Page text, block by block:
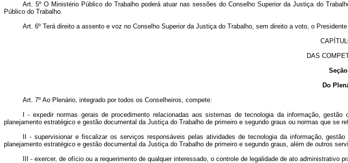
Art. 5º O Ministério Público do Trabalho poderá atuar nas sessões do Conselho Superior da Justiça do
Público do Trabalho.
Art. 6º Terá direito a assento e voz no Conselho Superior da Justiça do Trabalho, sem direito a voto, o
DAS
Seção I
Do
Art. 7º Ao Plenário, integrado por todos os Conselheiros, compete:
I - expedir normas gerais de procedimento relacionadas aos sistemas de tecnologia da informação,
planejamento estratégico e gestão documental da Justiça do Trabalho de primeiro e segundo graus ou normas que
II - supervisionar e fiscalizar os serviços responsáveis pelas atividades de tecnologia da informação,
planejamento estratégico e gestão documental da Justiça do Trabalho de primeiro e segundo graus, além de outros
III - exercer, de ofício ou a requerimento de qualquer interessado, o controle de legalidade de ato